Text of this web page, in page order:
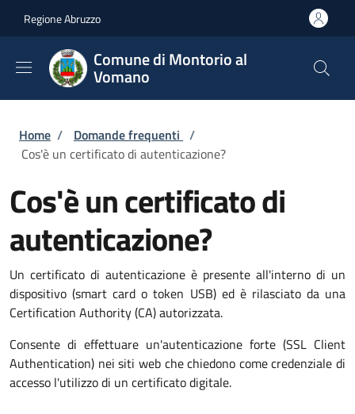
Regione Abruzzo
Comune di Montorio al
Vomano
Briciole di pane
Home / Domande frequenti /
Cos'è un certificato di autenticazione?
Cos'è un certificato di
autenticazione?
Un certificato di autenticazione è presente all'interno di un
dispositivo (smart card o token USB) ed è rilasciato da una
Certification Authority (CA) autorizzata.
Consente di effettuare un'autenticazione forte (SSL Client
Authentication) nei siti web che chiedono come credenziale di
accesso l'utilizzo di un certificato digitale.